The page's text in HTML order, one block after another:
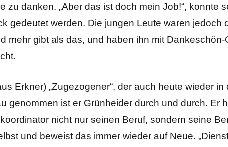
zu danken. „Aber das ist doch mein Job!“, konnte
gedeutet werden. Die jungen Leute waren jedoch
mehr gibt als das, und haben ihn mit Dankeschön-
Erkner) „Zugezogener“, der auch heute wieder in
genommen ist er Grünheider durch und durch. Er
nicht nur seinen Beruf, sondern seine
und beweist das immer wieder auf Neue.